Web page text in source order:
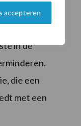
accepteren
met de
in de
die een
met een